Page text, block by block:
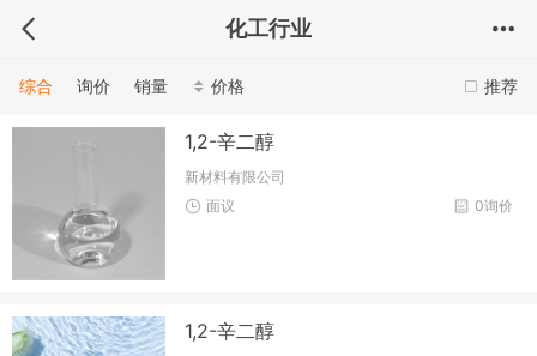
化工行业
推荐
综合 询价 销量 价格
1,2-辛二醇
新材料有限公司
0询价
面议
1,2-辛二醇